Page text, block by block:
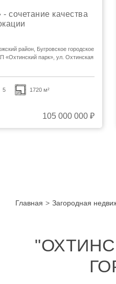
сочетание качества
район, Бугровское городское
«Охтинский парк», ул. Охтинская
5 1720 м²
105 000 000 ₽
Главная Загородная